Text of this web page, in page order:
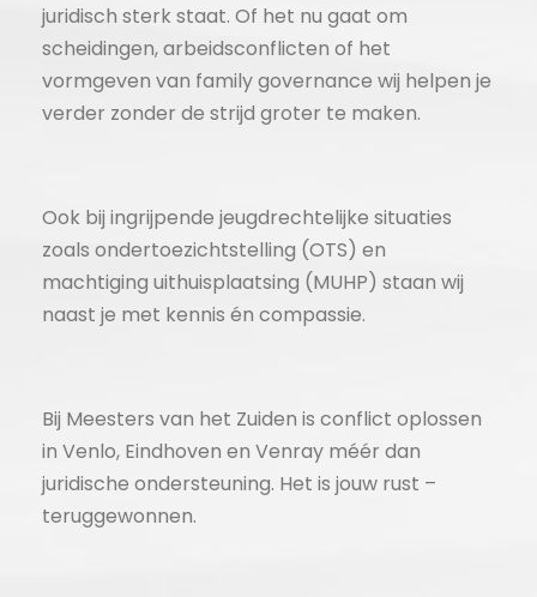
juridisch sterk staat. Of het nu gaat om
scheidingen, arbeidsconflicten of het
vormgeven van family governance wij helpen je
verder zonder de strijd groter te maken.
Ook bij ingrijpende jeugdrechtelijke situaties
zoals ondertoezichtstelling (OTS) en
machtiging uithuisplaatsing (MUHP) staan wij
naast je met kennis én compassie.
Bij Meesters van het Zuiden is conflict oplossen
in Venlo, Eindhoven en Venray méér dan
juridische ondersteuning. Het is jouw rust –
teruggewonnen.